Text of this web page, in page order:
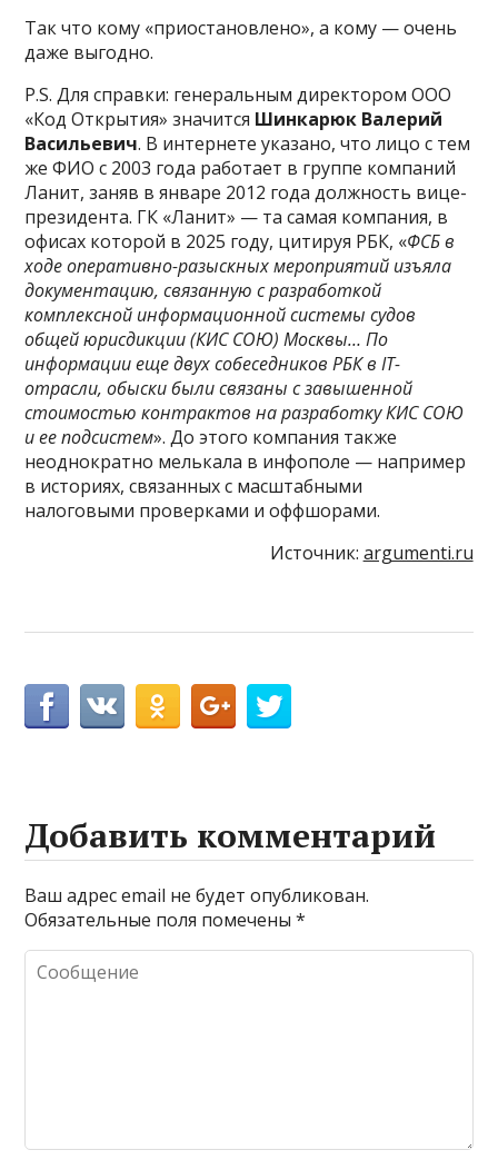
Так что кому «приостановлено», а кому — очень
даже выгодно.
P.S. Для справки: генеральным директором ООО
«Код Открытия» значится Шинкарюк Валерий
Васильевич. В интернете указано, что лицо с тем
же ФИО с 2003 года работает в группе компаний
Ланит, заняв в январе 2012 года должность вице-
президента. ГК «Ланит» — та самая компания, в
офисах которой в 2025 году, цитируя РБК, «ФСБ в
ходе оперативно-разыскных мероприятий изъяла
документацию, связанную с разработкой
комплексной информационной системы судов
общей юрисдикции (КИС СОЮ) Москвы… По
информации еще двух собеседников РБК в IT-
отрасли, обыски были связаны с завышенной
стоимостью контрактов на разработку КИС СОЮ
и ее подсистем». До этого компания также
неоднократно мелькала в инфополе — например
в историях, связанных с масштабными
налоговыми проверками и оффшорами.
Источник: argumenti.ru
Добавить комментарий
Ваш адрес email не будет опубликован.
Обязательные поля помечены*